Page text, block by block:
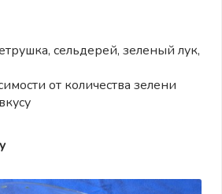
сельдерей, зеленый лук,
от количества зелени